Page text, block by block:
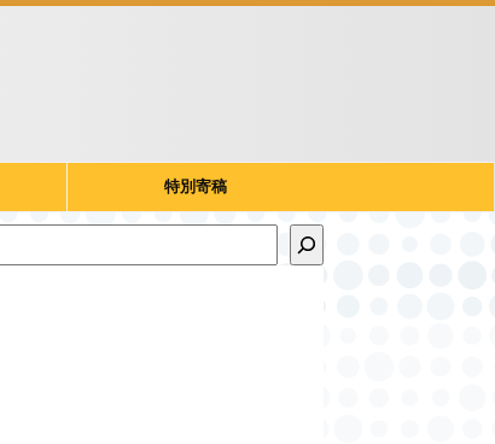
特別寄稿